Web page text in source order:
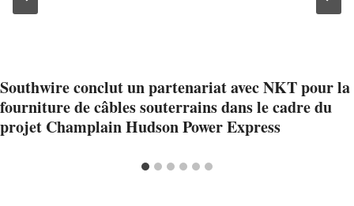
Southwire conclut un partenariat avec NKT pour la
fourniture de câbles souterrains dans le cadre du
projet Champlain Hudson Power Express